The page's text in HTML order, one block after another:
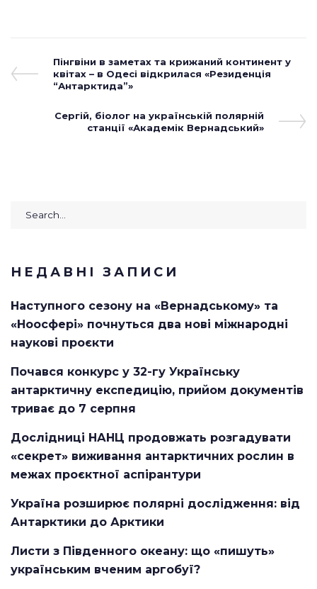
Навігація
записів
Previous
Post
Пінгвіни в заметах та крижаний континент у
квітах – в Одесі відкрилася «Резиденція
“Антарктида”»
Next
Сергій, біолог на українській полярній
станції «Академік Вернадський»
Search
НЕДАВНІ ЗАПИСИ
Наступного сезону на «Вернадському» та
«Ноосфері» почнуться два нові міжнародні
наукові проєкти
Почався конкурс у 32-гу Українську
антарктичну експедицію, прийом документів
триває до 7 серпня
Дослідниці НАНЦ продовжать розгадувати
«секрет» виживання антарктичних рослин в
межах проєктної аспірантури
Україна розширює полярні дослідження: від
Антарктики до Арктики
Листи з Південного океану: що «пишуть»
українським вченим аргобуї?